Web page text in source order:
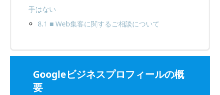
手はない
8.1 ■ Web集客に関するご相談について
Googleビジネスプロフィールの概
要